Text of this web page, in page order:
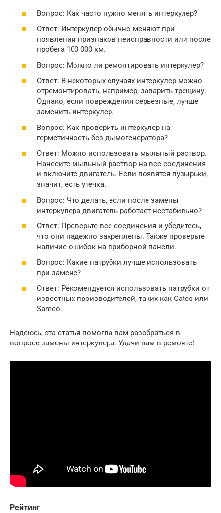
Вопрос: Как часто нужно менять интеркулер?
Ответ: Интеркулер обычно меняют при
появлении признаков неисправности или после
пробега 100 000 км.
Вопрос: Можно ли ремонтировать интеркулер?
Ответ: В некоторых случаях интеркулер можно
отремонтировать, например, заварить трещину.
Однако, если повреждения серьезные, лучше
заменить интеркулер.
Вопрос: Как проверить интеркулер на
герметичность без дымогенератора?
Ответ: Можно использовать мыльный раствор.
Нанесите мыльный раствор на все соединения
и включите двигатель. Если появятся пузырьки,
значит, есть утечка.
Вопрос: Что делать, если после замены
интеркулера двигатель работает нестабильно?
Ответ: Проверьте все соединения и убедитесь,
что они надежно закреплены. Также проверьте
наличие ошибок на приборной панели.
Вопрос: Какие патрубки лучше использовать
при замене?
Ответ: Рекомендуется использовать патрубки от
известных производителей, таких как Gates или
Samco.
Надеюсь, эта статья помогла вам разобраться в
вопросе замены интеркулера. Удачи вам в ремонте!
Рейтинг